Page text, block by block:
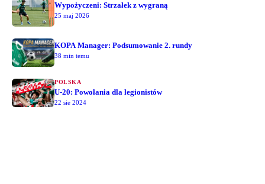
Wypożyczeni: Strzałek z wygraną
25 maj 2026
KOPA Manager: Podsumowanie 2. rundy
38 min temu
POLSKA
U-20: Powołania dla legionistów
22 sie 2024